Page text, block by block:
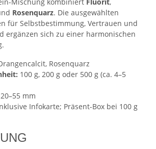
Rosenquarz. Die ausgewählten
für Selbstbestimmung, Vertrauen und
ergänzen sich zu einer harmonischen
Rosenquarz
100 g, 200 g oder 500 g (ca. 4–5
mm
Infokarte; Präsent-Box bei 100 g